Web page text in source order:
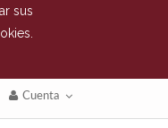
sus
Cuenta